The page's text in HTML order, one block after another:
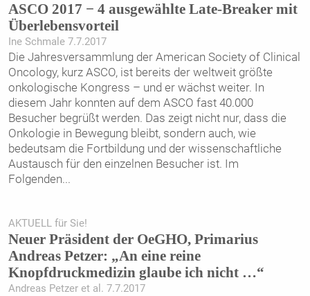
ASCO 2017 − 4 ausgewählte Late-Breaker mit
Überlebensvorteil
Ine Schmale 7.7.2017
Die Jahresversammlung der American Society of Clinical
Oncology, kurz ASCO, ist bereits der weltweit größte
onkologische Kongress – und er wächst weiter. In
diesem Jahr konnten auf dem ASCO fast 40.000
Besucher begrüßt werden. Das zeigt nicht nur, dass die
Onkologie in Bewegung bleibt, sondern auch, wie
bedeutsam die Fortbildung und der wissenschaftliche
Austausch für den einzelnen Besucher ist. Im
Folgenden...
AKTUELL für Sie!
Neuer Präsident der OeGHO, Primarius
Andreas Petzer: „An eine reine
Knopfdruckmedizin glaube ich nicht …“
Andreas Petzer et al. 7.7.2017